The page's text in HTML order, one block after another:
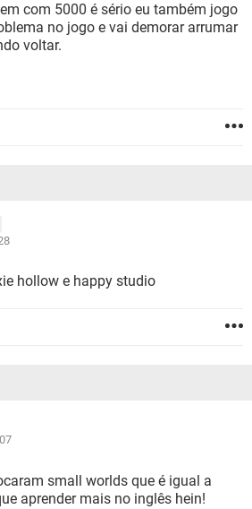
com 5000 é sério eu também jogo
no jogo e vai demorar arrumar
voltar.
hollow e happy studio
small worlds que é igual a
aprender mais no inglês hein!